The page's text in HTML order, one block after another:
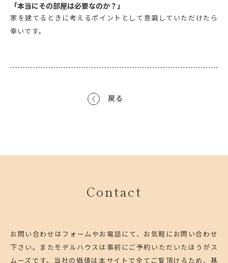
「本当にその部屋は必要なのか？」
家を建てるときに考えるポイントとして意識していただけたら
幸いです。
戻る
Contact
お問い合わせはフォームやお電話にて、お気軽にお問い合わせ
下さい。 またモデルハウスは事前にご予約いただいたほうがス
ムーズです。 当社の価値は本サイトで全てご覧頂けるため、基